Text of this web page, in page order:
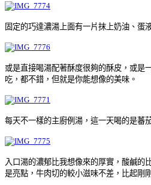
固定的巧達濃湯上面有一片抹上奶油、蛋
或是直接喝湯配著酥度很夠的酥皮，或是
吃，都不錯，但就是你能想像的美味。
每天不一樣的主廚例湯，這一天喝的是蕃
入口湯的濃郁比我想像來的厚實，酸鹹的
是亮點，牛肉切的較小滋味不差，比起剛